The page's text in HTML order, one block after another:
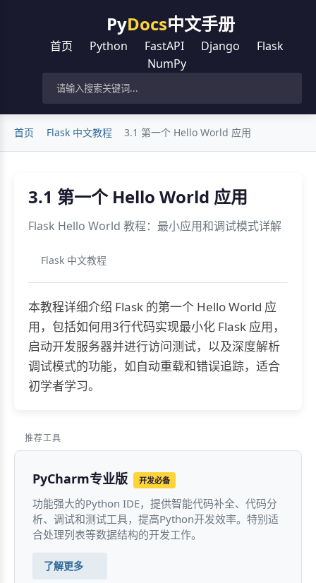
PyDocs中文手册
首页 Python FastAPI Django
Flask
NumPy
首页 Flask 中文教程 3.1 第一个 Hello World 应用
3.1 第一个 Hello World 应用
Flask Hello World 教程：最小应用和调试模式详解
Flask 中文教程
本教程详细介绍 Flask 的第一个 Hello World 应
用，包括如何用3行代码实现最小化 Flask 应用，
启动开发服务器并进行访问测试，以及深度解析
调试模式的功能，如自动重载和错误追踪，适合
初学者学习。
推荐工具
PyCharm专业版 开发必备
功能强大的Python IDE，提供智能代码补全、代码分
析、调试和测试工具，提高Python开发效率。特别适
合处理列表等数据结构的开发工作。
了解更多